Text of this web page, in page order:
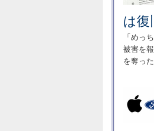
は復
「めっ
被害を
を奪っ